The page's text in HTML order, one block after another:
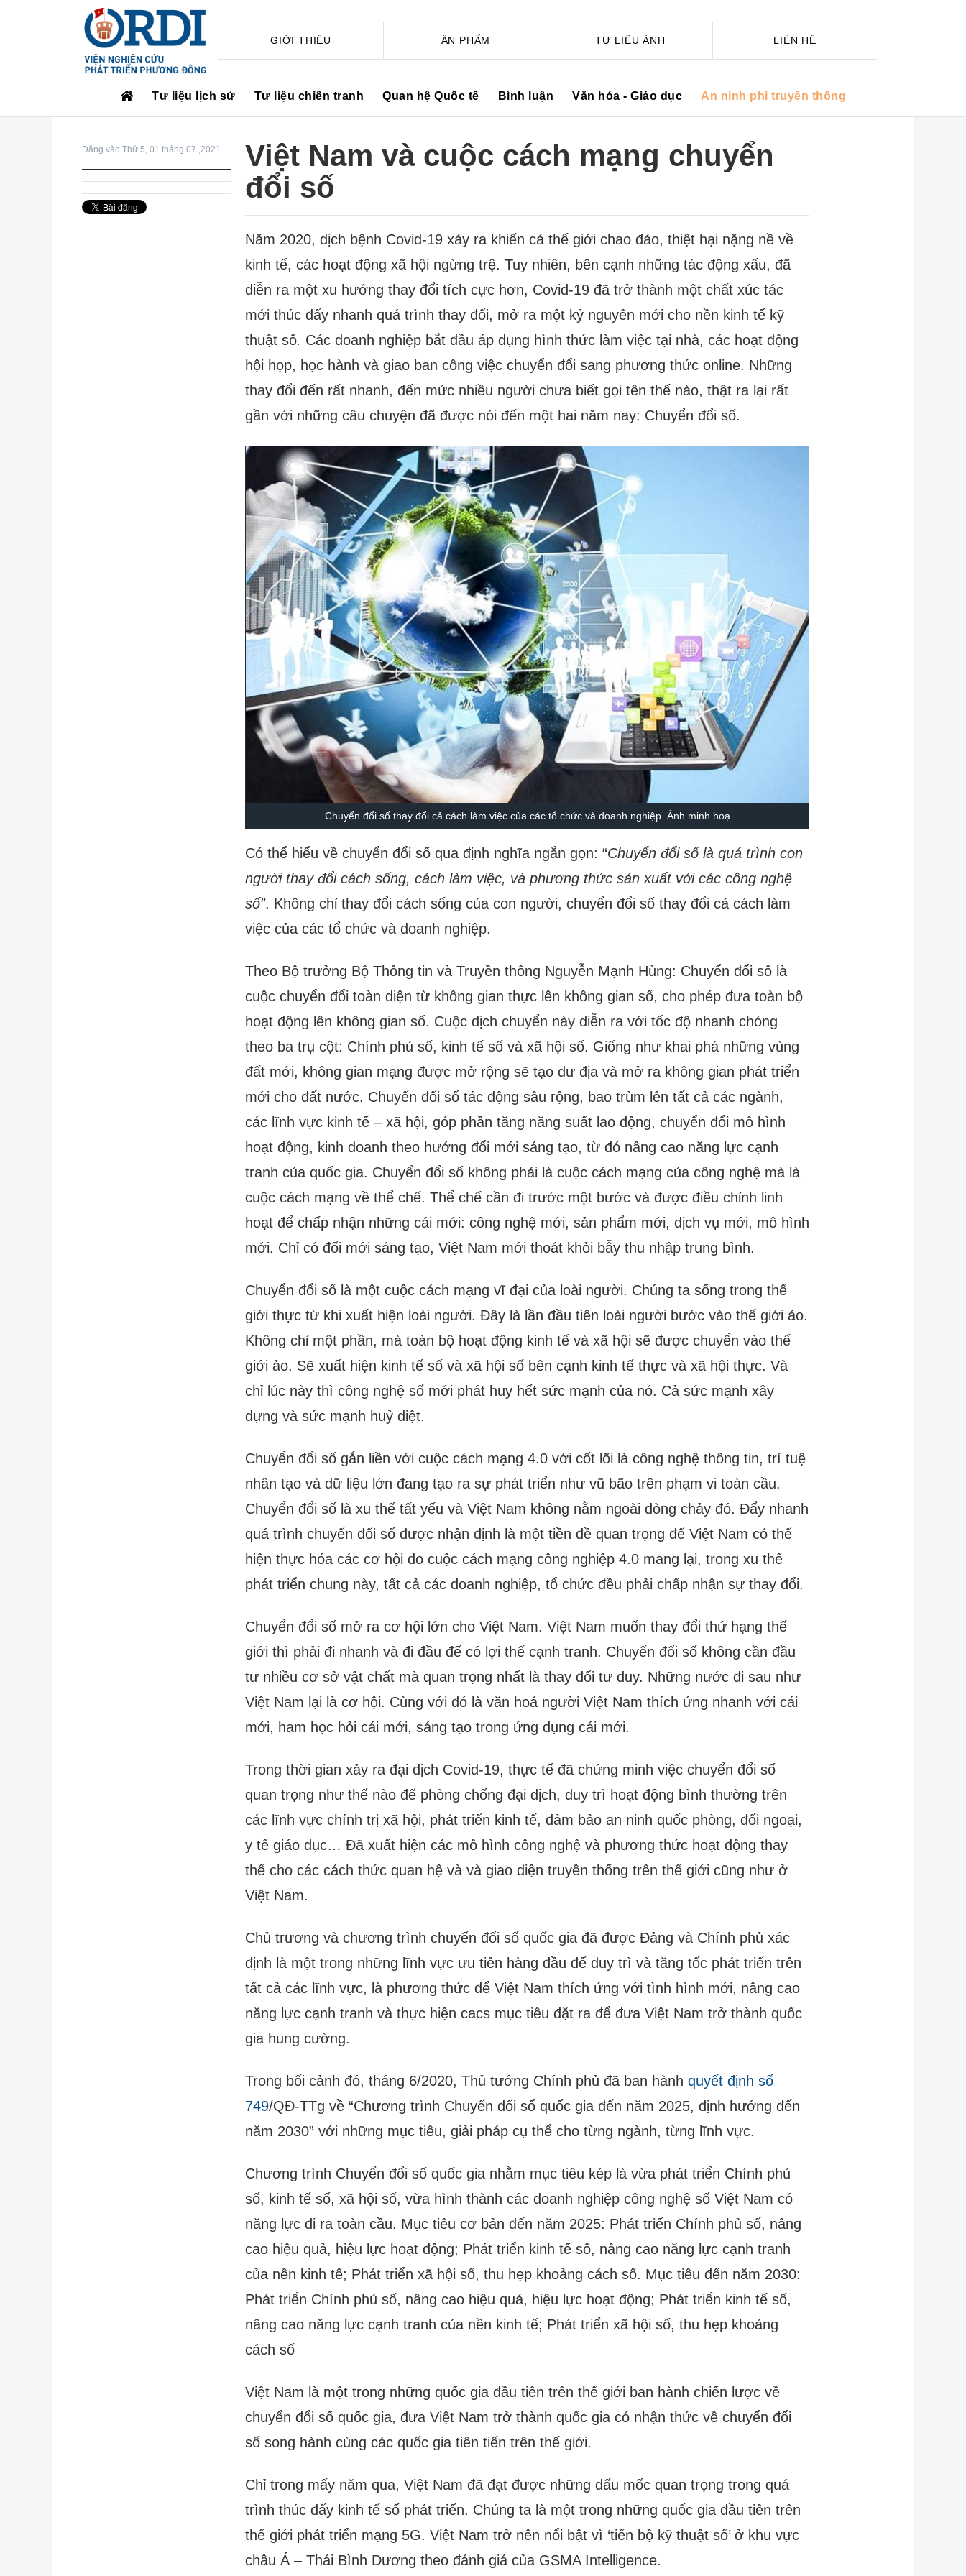
GIỚI THIỆU ẤN PHẨM TƯ LIỆU ẢNH LIÊN HỆ
Tư liệu lịch sử Tư liệu chiến tranh Quan hệ Quốc tế Bình luận Văn hóa - Giáo dục An ninh phi truyền thống
Đăng vào Thứ 5, 01 tháng 07 ,2021
Việt Nam và cuộc cách mạng chuyển
đổi số
Năm 2020, dịch bệnh Covid-19 xảy ra khiến cả thế giới chao đảo, thiệt hại nặng nề về
kinh tế, các hoạt động xã hội ngừng trệ. Tuy nhiên, bên cạnh những tác động xấu, đã
diễn ra một xu hướng thay đổi tích cực hơn, Covid-19 đã trở thành một chất xúc tác
mới thúc đẩy nhanh quá trình thay đổi, mở ra một kỷ nguyên mới cho nền kinh tế kỹ
thuật số. Các doanh nghiệp bắt đầu áp dụng hình thức làm việc tại nhà, các hoạt động
hội họp, học hành và giao ban công việc chuyển đổi sang phương thức online. Những
thay đổi đến rất nhanh, đến mức nhiều người chưa biết gọi tên thế nào, thật ra lại rất
gần với những câu chuyện đã được nói đến một hai năm nay: Chuyển đổi số.
Chuyển đổi số thay đổi cả cách làm việc của các tổ chức và doanh nghiệp. Ảnh minh hoạ
Có thể hiểu về chuyển đổi số qua định nghĩa ngắn gọn: “Chuyển đổi số là quá trình con
người thay đổi cách sống, cách làm việc, và phương thức sản xuất với các công nghệ
số”. Không chỉ thay đổi cách sống của con người, chuyển đổi số thay đổi cả cách làm
việc của các tổ chức và doanh nghiệp.
Theo Bộ trưởng Bộ Thông tin và Truyền thông Nguyễn Mạnh Hùng: Chuyển đổi số là
cuộc chuyển đổi toàn diện từ không gian thực lên không gian số, cho phép đưa toàn bộ
hoạt động lên không gian số. Cuộc dịch chuyển này diễn ra với tốc độ nhanh chóng
theo ba trụ cột: Chính phủ số, kinh tế số và xã hội số. Giống như khai phá những vùng
đất mới, không gian mạng được mở rộng sẽ tạo dư địa và mở ra không gian phát triển
mới cho đất nước. Chuyển đổi số tác động sâu rộng, bao trùm lên tất cả các ngành,
các lĩnh vực kinh tế – xã hội, góp phần tăng năng suất lao động, chuyển đổi mô hình
hoạt động, kinh doanh theo hướng đổi mới sáng tạo, từ đó nâng cao năng lực cạnh
tranh của quốc gia. Chuyển đổi số không phải là cuộc cách mạng của công nghệ mà là
cuộc cách mạng về thể chế. Thể chế cần đi trước một bước và được điều chỉnh linh
hoạt để chấp nhận những cái mới: công nghệ mới, sản phẩm mới, dịch vụ mới, mô hình
mới. Chỉ có đổi mới sáng tạo, Việt Nam mới thoát khỏi bẫy thu nhập trung bình.
Chuyển đổi số là một cuộc cách mạng vĩ đại của loài người. Chúng ta sống trong thế
giới thực từ khi xuất hiện loài người. Đây là lần đầu tiên loài người bước vào thế giới ảo.
Không chỉ một phần, mà toàn bộ hoạt động kinh tế và xã hội sẽ được chuyển vào thế
giới ảo. Sẽ xuất hiện kinh tế số và xã hội số bên cạnh kinh tế thực và xã hội thực. Và
chỉ lúc này thì công nghệ số mới phát huy hết sức mạnh của nó. Cả sức mạnh xây
dựng và sức mạnh huỷ diệt.
Chuyển đổi số gắn liền với cuộc cách mạng 4.0 với cốt lõi là công nghệ thông tin, trí tuệ
nhân tạo và dữ liệu lớn đang tạo ra sự phát triển như vũ bão trên phạm vi toàn cầu.
Chuyển đổi số là xu thế tất yếu và Việt Nam không nằm ngoài dòng chảy đó. Đẩy nhanh
quá trình chuyển đổi số được nhận định là một tiền đề quan trọng để Việt Nam có thể
hiện thực hóa các cơ hội do cuộc cách mạng công nghiệp 4.0 mang lại, trong xu thế
phát triển chung này, tất cả các doanh nghiệp, tổ chức đều phải chấp nhận sự thay đổi.
Chuyển đổi số mở ra cơ hội lớn cho Việt Nam. Việt Nam muốn thay đổi thứ hạng thế
giới thì phải đi nhanh và đi đầu để có lợi thế cạnh tranh. Chuyển đổi số không cần đầu
tư nhiều cơ sở vật chất mà quan trọng nhất là thay đổi tư duy. Những nước đi sau như
Việt Nam lại là cơ hội. Cùng với đó là văn hoá người Việt Nam thích ứng nhanh với cái
mới, ham học hỏi cái mới, sáng tạo trong ứng dụng cái mới.
Trong thời gian xảy ra đại dịch Covid-19, thực tế đã chứng minh việc chuyển đổi số
quan trọng như thế nào để phòng chống đại dịch, duy trì hoạt động bình thường trên
các lĩnh vực chính trị xã hội, phát triển kinh tế, đảm bảo an ninh quốc phòng, đối ngoại,
y tế giáo dục… Đã xuất hiện các mô hình công nghệ và phương thức hoạt động thay
thế cho các cách thức quan hệ và và giao diện truyền thống trên thế giới cũng như ở
Việt Nam.
Chủ trương và chương trình chuyển đổi số quốc gia đã được Đảng và Chính phủ xác
định là một trong những lĩnh vực ưu tiên hàng đầu để duy trì và tăng tốc phát triển trên
tất cả các lĩnh vực, là phương thức để Việt Nam thích ứng với tình hình mới, nâng cao
năng lực cạnh tranh và thực hiện cacs mục tiêu đặt ra để đưa Việt Nam trở thành quốc
gia hung cường.
Trong bối cảnh đó, tháng 6/2020, Thủ tướng Chính phủ đã ban hànhquyết định số
749/QĐ-TTg về “Chương trình Chuyển đổi số quốc gia đến năm 2025, định hướng đến
năm 2030” với những mục tiêu, giải pháp cụ thể cho từng ngành, từng lĩnh vực.
Chương trình Chuyển đổi số quốc gia nhằm mục tiêu kép là vừa phát triển Chính phủ
số, kinh tế số, xã hội số, vừa hình thành các doanh nghiệp công nghệ số Việt Nam có
năng lực đi ra toàn cầu. Mục tiêu cơ bản đến năm 2025: Phát triển Chính phủ số, nâng
cao hiệu quả, hiệu lực hoạt động; Phát triển kinh tế số, nâng cao năng lực cạnh tranh
của nền kinh tế; Phát triển xã hội số, thu hẹp khoảng cách số. Mục tiêu đến năm 2030:
Phát triển Chính phủ số, nâng cao hiệu quả, hiệu lực hoạt động; Phát triển kinh tế số,
nâng cao năng lực cạnh tranh của nền kinh tế; Phát triển xã hội số, thu hẹp khoảng
cách số
Việt Nam là một trong những quốc gia đầu tiên trên thế giới ban hành chiến lược về
chuyển đổi số quốc gia, đưa Việt Nam trở thành quốc gia có nhận thức về chuyển đổi
số song hành cùng các quốc gia tiên tiến trên thế giới.
Chỉ trong mấy năm qua, Việt Nam đã đạt được những dấu mốc quan trọng trong quá
trình thúc đẩy kinh tế số phát triển. Chúng ta là một trong những quốc gia đầu tiên trên
thế giới phát triển mạng 5G. Việt Nam trở nên nổi bật vì ‘tiến bộ kỹ thuật số’ ở khu vực
châu Á – Thái Bình Dương theo đánh giá của GSMA Intelligence.